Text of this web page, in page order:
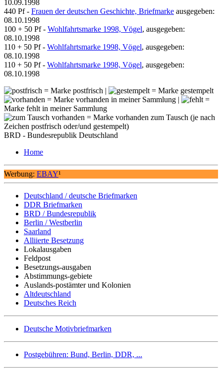
10.09.1998
440 Pf - Frauen der deutschen Geschichte, Briefmarke ausgegeben:
08.10.1998
100 + 50 Pf - Wohlfahrtsmarke 1998, Vögel, ausgegeben:
08.10.1998
110 + 50 Pf - Wohlfahrtsmarke 1998, Vögel, ausgegeben:
08.10.1998
110 + 50 Pf - Wohlfahrtsmarke 1998, Vögel, ausgegeben:
08.10.1998
= Marke postfrisch |
= Marke gestempelt
= Marke vorhanden in meiner Sammlung |
=
Marke fehlt in meiner Sammlung
= Marke vorhanden zum Tausch (je nach
Zeichen postfrisch oder/und gestempelt)
BRD - Bundesrepublik Deutschland
Home
Werbung: EBAY¹
Deutschland / deutsche Briefmarken
DDR Briefmarken
BRD / Bundesrepublik
Berlin / Westberlin
Saarland
Alliierte Besetzung
Lokalausgaben
Feldpost
Besetzungs-ausgaben
Abstimmungs-gebiete
Auslands-postämter und Kolonien
Altdeutschland
Deutsches Reich
Deutsche Motivbriefmarken
Postgebühren: Bund, Berlin, DDR, ...